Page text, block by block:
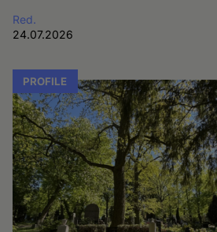
Red.
24.07.2026
PROFILE